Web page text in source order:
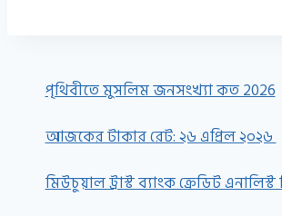
পৃথিবীতে মুসলিম জনসংখ্যা কত 2026
আজকের টাকার রেট: ২৬ এপ্রিল ২০২৬
মিউচুয়াল ট্রাস্ট ব্যাংক ক্রেডিট এনালিস্ট